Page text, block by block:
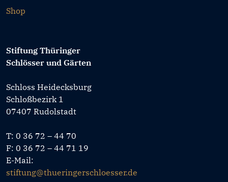
Shop
Stiftung Thüringer
Schlösser und Gärten
Schloss Heidecksburg
Schloßbezirk 1
07407 Rudolstadt
T: 0 36 72 – 44 70
F: 0 36 72 – 44 71 19
E-Mail:
stiftung@thueringerschloesser.de